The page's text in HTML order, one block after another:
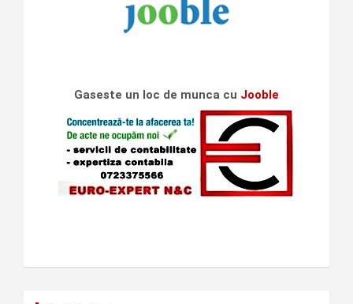
Gaseste un loc de munca cu Jooble